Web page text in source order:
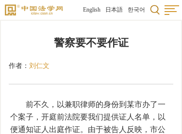
English 日本語 한국어
警察要不要作证
作者： 刘仁文
前不久，以兼职律师的身份到某市办了一
个案子，开庭前法院要我们提供证人名单，以
便通知证人出庭作证。由于被告人反映，市公